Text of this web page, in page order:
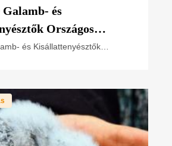
és
Országos
elnökével
és Kisállattenyésztők